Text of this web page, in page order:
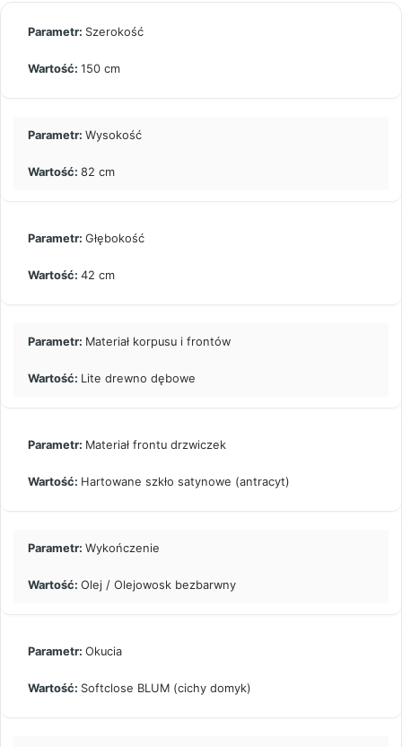
Szerokość
150 cm
Wysokość
82 cm
Głębokość
42 cm
Materiał korpusu i frontów
Lite drewno dębowe
Materiał frontu drzwiczek
Hartowane szkło satynowe (antracyt)
Wykończenie
Olej / Olejowosk bezbarwny
Okucia
Softclose BLUM (cichy domyk)